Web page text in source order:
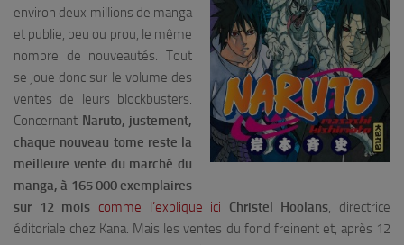
environ deux millions de manga
et publie, peu ou prou, le même
nombre de nouveautés. Tout
se joue donc sur le volume des
ventes de leurs blockbusters.
Concernant Naruto, justement,
chaque nouveau tome reste la
meilleure vente du marché du
manga, à 165 000 exemplaires
sur 12 mois comme l’explique ici Christel Hoolans, directrice
éditoriale chez Kana. Mais les ventes du fond freinent et, après 12